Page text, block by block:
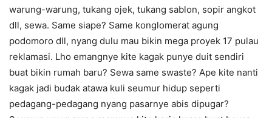
warung-warung, tukang ojek, tukang sablon, sopir angkot
dll, sewa. Same siape? Same konglomerat agung
podomoro dll, nyang dulu mau bikin mega proyek 17 pulau
reklamasi. Lho emangnye kite kagak punye duit sendiri
buat bikin rumah baru? Sewa same swaste? Ape kite nanti
kagak jadi budak atawa kuli seumur hidup seperti
pedagang-pedagang nyang pasarnye abis dipugar?